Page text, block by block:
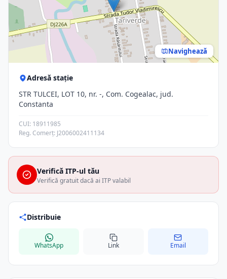
Navighează
Adresă stație
STR TULCEI, LOT 10, nr. -, Com. Cogealac, jud.
Constanta
CUI: 18911985
Reg. Comerț: J2006002411134
Verifică ITP-ul tău
Verifică gratuit dacă ai ITP valabil
Distribuie
WhatsApp Link Email